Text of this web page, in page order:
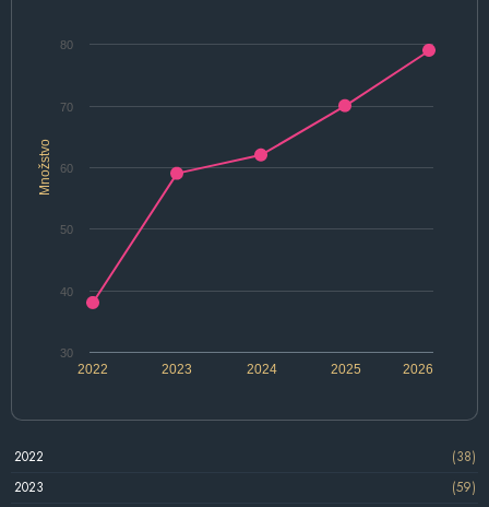
Množstvo
2022 2024 2026
2023 2025
30
40
50
60
70
80
2022
(38)
2023
(59)